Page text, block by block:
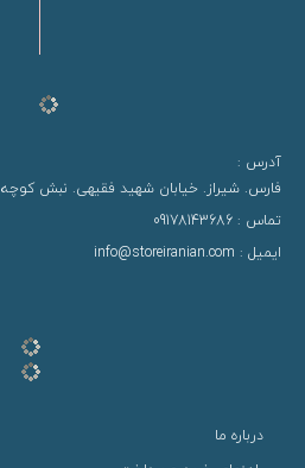
آدرس :
فارس. شیراز. خیابان شهید فقیهی. نبش کوچه 9. فروشگاه استور ایرانیان
تماس : 09178143686
ایمیل : info@storeiranian.com
درباره ما